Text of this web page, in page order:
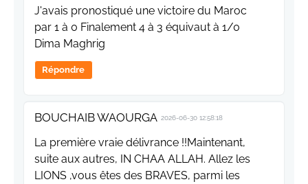
J'avais pronostiqué une victoire du Maroc
par 1 à 0 Finalement 4 à 3 équivaut à 1/0
Dima Maghrig
Répondre
BOUCHAIB WAOURGA 2026-06-30 12:58:18
La première vraie délivrance !!Maintenant,
suite aux autres, IN CHAA ALLAH. Allez les
LIONS ,vous êtes des BRAVES, parmi les